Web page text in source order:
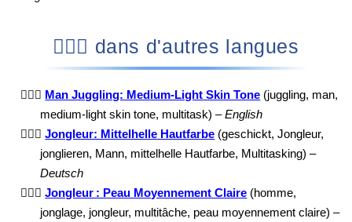
🤹🏼‍♂️ dans d'autres langues
🤹🏼‍♂️ Man Juggling: Medium-Light Skin Tone (juggling, man,
medium-light skin tone, multitask) –English
🤹🏼‍♂️ Jongleur: Mittelhelle Hautfarbe (geschickt, Jongleur,
jonglieren, Mann, mittelhelle Hautfarbe, Multitasking) –
Deutsch
🤹🏼‍♂️ Jongleur : Peau Moyennement Claire (homme,
jonglage, jongleur, multitâche, peau moyennement claire) –